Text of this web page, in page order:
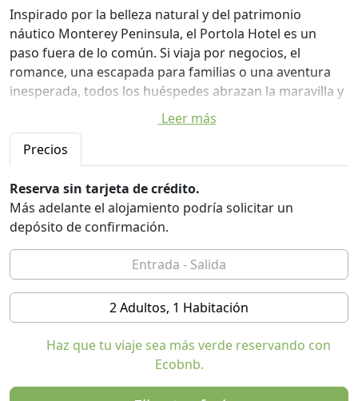
Inspirado por la belleza natural y del patrimonio
náutico Monterey Peninsula, el Portola Hotel es un
paso fuera de lo común. Si viaja por negocios, el
romance, una escapada para familias o una aventura
inesperada, todos los huéspedes abrazan la maravilla y
la comodidad de uno de los mejores hoteles de
Monterrey. Nuestros alojamientos cuentan con
colchones pillow-top, una serie de servicios útiles, y la
garantía de un servicio fantástico por nuestro personal
profesional.
Las 379 habitaciones y suites cuentan con camas de
plumas super suave y superior, ropa de cama de hojas
triple de felpa, y más para la máxima comodidad
durante su estancia. Navegar por la 'red con nuestro
acceso a Internet de alta velocidad, o ver una película
con nuestro principio de gestión de selección de
artículos de tocador ecológicos, secador de pelo, el
mismo día de lavandería y de limpieza en seco y café en
la habitación y té.
Leer más
Precios
Reserva sin tarjeta de crédito.
Más adelante el alojamiento podría solicitar un
depósito de confirmación.
2 Adultos, 1 Habitación
Haz que tu viaje sea más verde reservando con
Ecobnb.